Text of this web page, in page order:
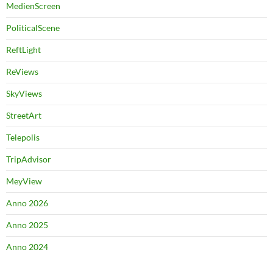
MedienScreen
PoliticalScene
ReftLight
ReViews
SkyViews
StreetArt
Telepolis
TripAdvisor
MeyView
Anno 2026
Anno 2025
Anno 2024